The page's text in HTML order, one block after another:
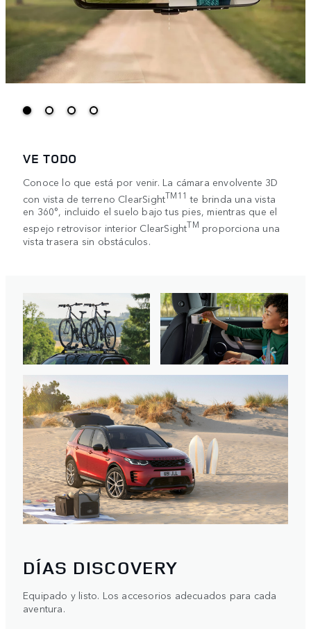
VE TODO
Conoce lo que está por venir. La cámara envolvente 3D
con vista de terreno ClearSightTM11 te brinda una vista
en 360°, incluido el suelo bajo tus pies, mientras que el
espejo retrovisor interior ClearSightTM proporciona una
vista trasera sin obstáculos.
DÍAS DISCOVERY
Equipado y listo. Los accesorios adecuados para cada
aventura.